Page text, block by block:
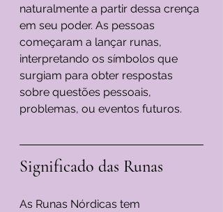
naturalmente a partir dessa crença
em seu poder. As pessoas
começaram a lançar runas,
interpretando os símbolos que
surgiam para obter respostas
sobre questões pessoais,
problemas, ou eventos futuros.
Significado das Runas
As Runas Nórdicas tem